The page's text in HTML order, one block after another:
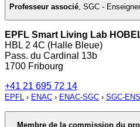
Professeur associé SGC -
EPFL Smart Living Lab
HBL 2 4C (Halle Bleue)
Pass. du Cardinal 13b
1700 Fribourg
+41 21 695 72 14
EPFL › ENAC › ENAC-SGC › SGC-ENS
Membre de la commission du